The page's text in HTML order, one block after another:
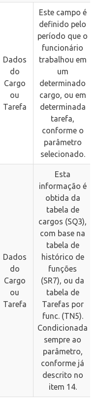
Dados
do
Cargo
ou
Tarefa
Este campo é
definido pelo
período que o
funcionário
trabalhou em
um
determinado
cargo, ou em
determinada
tarefa,
conforme o
parâmetro
selecionado.
Dados
do
Cargo
ou
Tarefa
Esta
informação é
obtida da
tabela de
cargos (SQ3),
com base na
tabela de
histórico de
funções
(SR7), ou da
tabela de
Tarefas por
func. (TN5).
Condicionada
sempre ao
parâmetro,
conforme já
descrito no
item 14.